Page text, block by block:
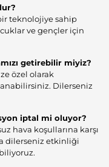
teknolojiye sahip
ve gençler için
getirebilir miyiz?
özel olarak
Dilerseniz
iptal mi oluyor?
hava koşullarına karşı
dilerseniz etkinliği